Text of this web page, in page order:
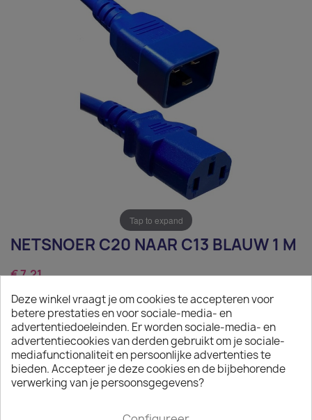
Tap to expand
NETSNOER C20 NAAR C13 BLAUW 1 M
€ 7,21
Exclusief belasting
Netsnoer C20 naar C13 blauw 1 m
Aantal
 IN WINKELWAGEN
Deze winkel vraagt je om cookies te accepteren voor
betere prestaties en voor sociale-media- en
advertentiedoeleinden. Er worden sociale-media- en
advertentiecookies van derden gebruikt om je sociale-
mediafunctionaliteit en persoonlijke advertenties te
bieden. Accepteer je deze cookies en de bijbehorende
verwerking van je persoonsgegevens?